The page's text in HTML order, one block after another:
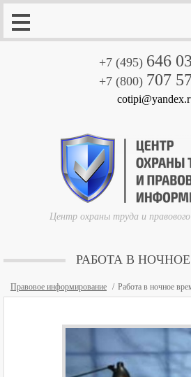
+7 (495) 646
+7 (800) 707
Центр охраны труда и
РАБОТА В
Правовое информирование Работа в ночное